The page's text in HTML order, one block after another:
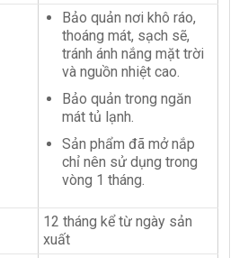
Bảo quản nơi khô ráo,
thoáng mát, sạch sẽ,
tránh ánh nắng mặt trời
và nguồn nhiệt cao.
Bảo quản trong ngăn
mát tủ lạnh.
Sản phẩm đã mở nắp
chỉ nên sử dụng trong
vòng 1 tháng.
12 tháng kể từ ngày sản
xuất